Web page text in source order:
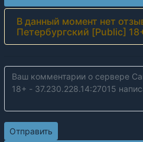
В данный момент нет
Петербургский [Public]